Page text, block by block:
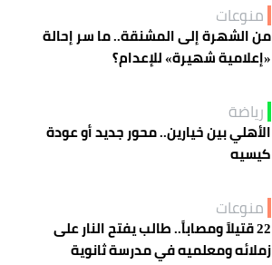
منوعات
من الشهرة إلى المشنقة.. ما سر إحالة
«إعلامية شهيرة» للإعدام؟
رياضة
الأهلي بين خيارين.. محور جديد أو عودة
كيسيه
منوعات
22 قتيلاً ومصاباً.. طالب يفتح النار على
زملائه ومعلميه في مدرسة ثانوية